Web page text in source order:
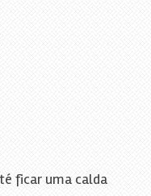
ficar uma calda